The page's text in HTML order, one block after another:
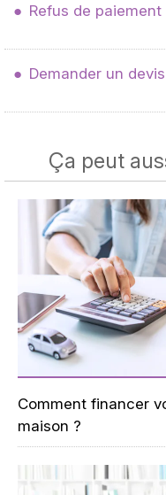
Refus de
Demander un
Ça peut
Comment financer
maison ?